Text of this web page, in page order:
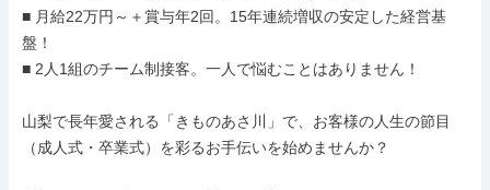
■ 月給22万円～＋賞与年2回。15年連続増収の安定した経営基
盤！
■ 2人1組のチーム制接客。一人で悩むことはありません！
山梨で長年愛される「きものあさ川」で、お客様の人生の節目
（成人式・卒業式）を彩るお手伝いを始めませんか？